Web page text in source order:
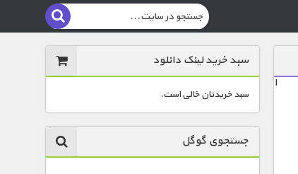
ا
سبد خرید لینک دانلود
سبد خریدتان خالی است.
جستجوی گوگل